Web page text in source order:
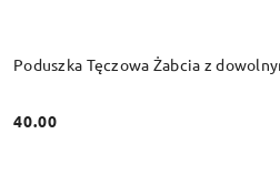
Poduszka Tęczowa Żabcia z
Cena:
40.00